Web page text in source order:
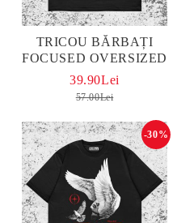
TRICOU BĂRBAȚI
FOCUSED OVERSIZED
39.90Lei
57.00Lei
-30%